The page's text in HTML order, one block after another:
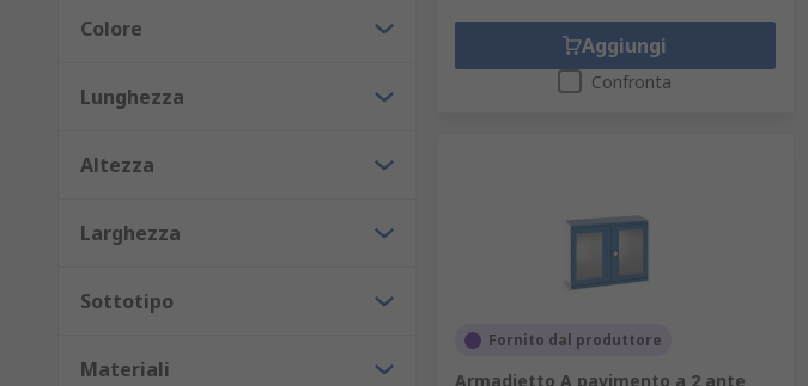
Colore
Lunghezza
Altezza
Larghezza
Sottotipo
Materiali
Aggiungi
Confronta
Fornito dal produttore
Armadietto A pavimento a 2 ante